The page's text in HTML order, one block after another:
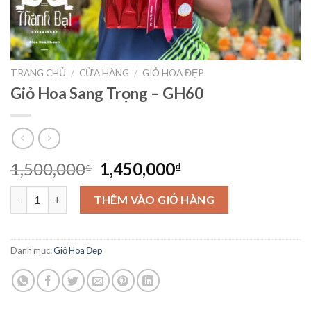
TRANG CHỦ / CỬA HÀNG / GIỎ HOA ĐẸP
Giỏ Hoa Sang Trọng – GH60
1,500,000₫
Giá
gốc
là:
1,500,000₫.
1,450,000₫Giá
hiện
tại
là:
1,450,000₫.
Giỏ Hoa Sang Trọng – GH60 số lượng
THÊM VÀO GIỎ HÀNG
Danh mục:Giỏ Hoa Đẹp